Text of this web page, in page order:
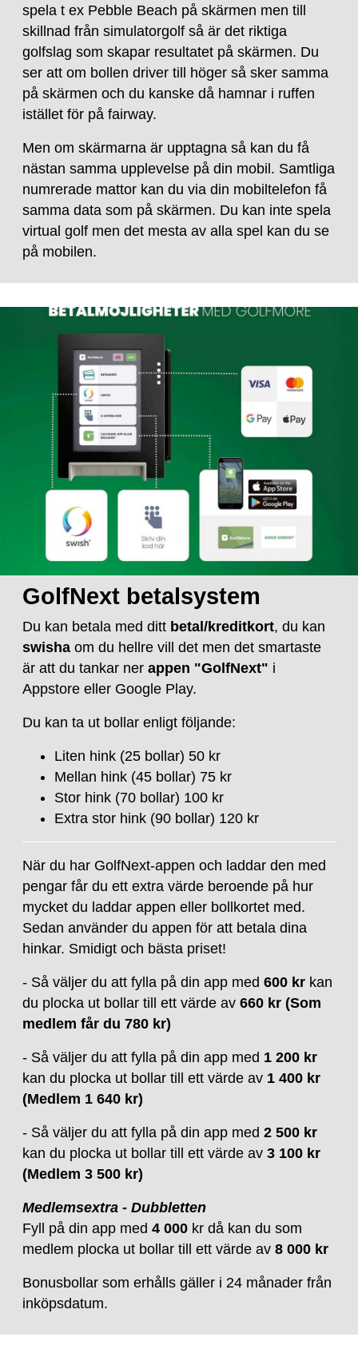
spela t ex Pebble Beach på skärmen men till
skillnad från simulatorgolf så är det riktiga
golfslag som skapar resultatet på skärmen. Du
ser att om bollen driver till höger så sker samma
på skärmen och du kanske då hamnar i ruffen
istället för på fairway.
Men om skärmarna är upptagna så kan du få
nästan samma upplevelse på din mobil. Samtliga
numrerade mattor kan du via din mobiltelefon få
samma data som på skärmen. Du kan inte spela
virtual golf men det mesta av alla spel kan du se
på mobilen.
GolfNext betalsystem
Du kan betala med ditt betal/kreditkort, du kan
swisha om du hellre vill det men det smartaste
är att du tankar nerappen "GolfNext" i
Appstore eller Google Play.
Du kan ta ut bollar enligt följande:
Liten hink (25 bollar) 50 kr
Mellan hink (45 bollar) 75 kr
Stor hink (70 bollar) 100 kr
Extra stor hink (90 bollar) 120 kr
När du har GolfNext-appen och laddar den med
pengar får du ett extra värde beroende på hur
mycket du laddar appen eller bollkortet med.
Sedan använder du appen för att betala dina
hinkar. Smidigt och bästa priset!
- Så väljer du att fylla på din app med600 kr kan
du plocka ut bollar till ett värde av660 kr (Som
medlem får du 780 kr)
- Så väljer du att fylla på din app med 1 200 kr
kan du plocka ut bollar till ett värde av 1 400 kr
(Medlem 1 640 kr)
- Så väljer du att fylla på din app med2 500 kr
kan du plocka ut bollar till ett värde av3 100 kr
(Medlem 3 500 kr)
Medlemsextra - Dubbletten
Fyll på din app med4 000 kr då kan du som
medlem plocka ut bollar till ett värde av8 000 kr
Bonusbollar som erhålls gäller i 24 månader från
inköpsdatum.